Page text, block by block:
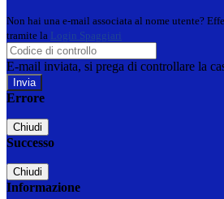
Non hai una e-mail associata al nome utente?
tramite la Login Spaggiari
E-mail inviata, si prega di controllare la
Errore
Chiudi
Successo
Chiudi
Informazione